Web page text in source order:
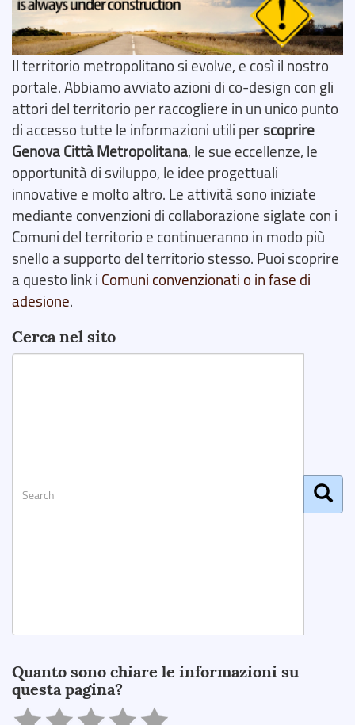
Il territorio metropolitano si evolve, e così il nostro
portale. Abbiamo avviato azioni di co-design con gli
attori del territorio per raccogliere in un unico punto
di accesso tutte le informazioni utili perscoprire
Genova Città Metropolitana, le sue eccellenze, le
opportunità di sviluppo, le idee progettuali
innovative e molto altro. Le attività sono iniziate
mediante convenzioni di collaborazione siglate con i
Comuni del territorio e continueranno in modo più
snello a supporto del territorio stesso. Puoi scoprire
a questo link i Comuni convenzionati o in fase di
adesione.
Cerca nel sito
Quanto sono chiare le informazioni su
questa pagina?